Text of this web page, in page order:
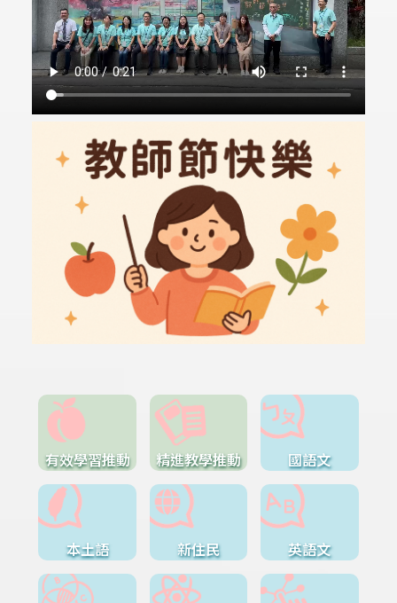
有效學習推動 精進教學推動 國語文
本土語 新住民 英語文